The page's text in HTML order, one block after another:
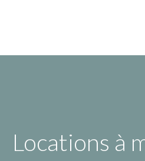
Locations à